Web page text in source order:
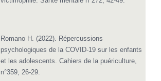
Romano H. (2022). Répercussions
psychologiques de la COVID-19 sur les enfants
et les adolescents. Cahiers de la puériculture,
n°359, 26-29.